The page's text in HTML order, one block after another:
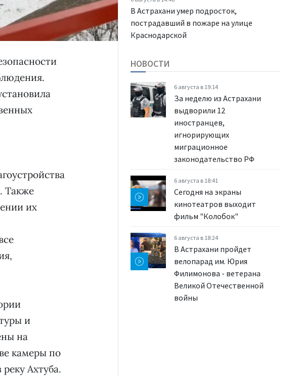
В Астрахани умер подросток,
пострадавший в пожаре на улице
Краснодарской
Также
их
и
на
камеры по
Ахтуба.
НОВОСТИ
6 августа в 19:14
За неделю из Астрахани
выдворили 12
иностранцев,
игнорирующих
миграционное
законодательство РФ
6 августа в 18:41
Сегодня на экраны
кинотеатров выходит
фильм "Колобок"
6 августа в 18:24
В Астрахани пройдет
велопарад им. Юрия
Филимонова - ветерана
Великой Отечественной
войны